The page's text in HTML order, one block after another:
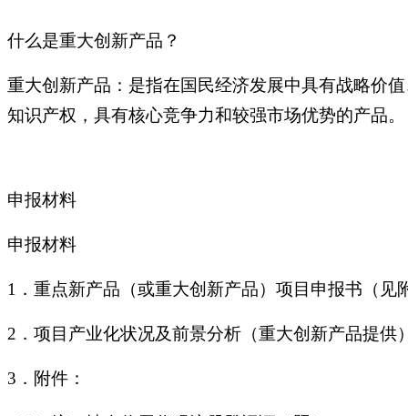
什么是重大创新产品？
重大创新产品：是指在国民经济发展中具有战略价
知识产权，具有核心竞争力和较强市场优势的产品。
申报材料
申报材料
1．重点新产品（或重大创新产品）项目申报书（见
2．项目产业化状况及前景分析（重大创新产品提供
3．附件：